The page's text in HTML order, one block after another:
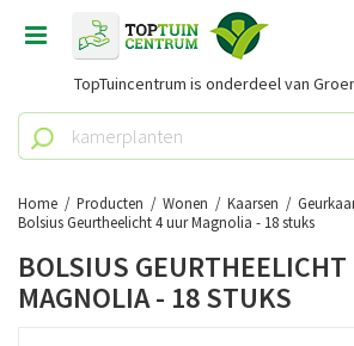
Home Producten Wonen Kaarsen
Bolsius Geurtheelicht 4 uur Magnolia - 18 stuks
TopTuincentrum is onderdeel van
BOLSIUS
MAGNOLIA - 18 STUKS